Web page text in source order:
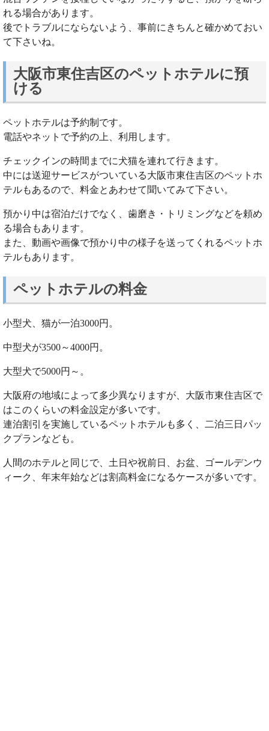
れる場合があります。
後でトラブルにならないよう、事前にきちんと確かめておい
て下さいね。
大阪市東住吉区のペットホテルに預
ける
ペットホテルは予約制です。
電話やネットで予約の上、利用します。
チェックインの時間までに犬猫を連れて行きます。
中には送迎サービスがついている大阪市東住吉区のペットホ
テルもあるので、料金とあわせて聞いてみて下さい。
預かり中は宿泊だけでなく、歯磨き・トリミングなどを頼め
る場合もあります。
また、動画や画像で預かり中の様子を送ってくれるペットホ
テルもあります。
ペットホテルの料金
小型犬、猫が一泊3000円。
中型犬が3500～4000円。
大型犬で5000円～。
大阪府の地域によって多少異なりますが、大阪市東住吉区で
はこのくらいの料金設定が多いです。
連泊割引を実施しているペットホテルも多く、二泊三日パッ
クプランなども。
人間のホテルと同じで、土日や祝前日、お盆、ゴールデンウ
ィーク、年末年始などは割高料金になるケースが多いです。